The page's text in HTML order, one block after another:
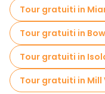
Tour gratuiti in
Tour gratuiti in
Tour gratuiti in
Tour gratuiti in Mill